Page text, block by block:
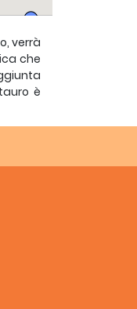
verrà
che
è
dei
al
Chiara
Don
Vita,